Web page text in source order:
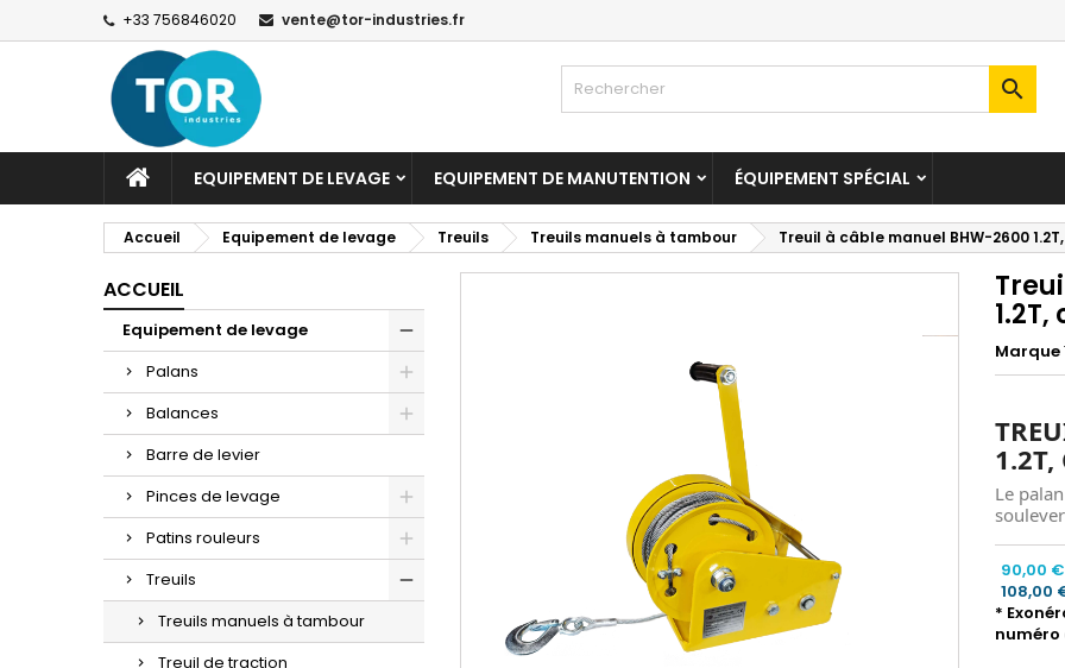
+33 756846020 vente@tor-industries.fr

EQUIPEMENT DE LEVAGE EQUIPEMENT DE MANUTENTION ÉQUIPEMENT SPÉCIAL
Accueil Equipement de levage Treuils Treuils manuels à tambour Treuil à câble manuel BHW-2600
ACCUEIL
Equipement de levage
Palans
Balances
Barre de levier
Pinces de levage
Patins rouleurs
Treuils
Treuils manuels à tambour
Treuil de traction
Marque
1.2T,
Le
90,00 €
108,00
*